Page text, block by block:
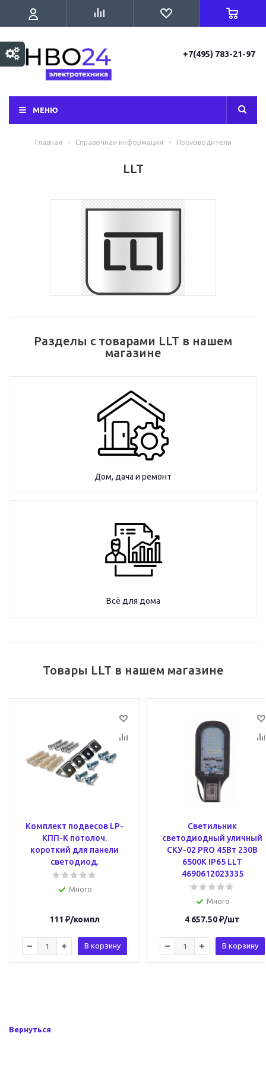
+7(495) 783-21-97
МЕНЮ
Главная - Справочная информация - Производители
LLT
Разделы с товарами LLT в нашем
магазине
Дом, дача и ремонт
Всё для дома
Товары LLT в нашем магазине
Комплект подвесов LP-
КПП-К потолоч.
короткий для панели
светодиод.
Много
111 ₽/компл
В корзину
Светильник
светодиодный уличный
СКУ-02 PRO 45Вт 230В
6500К IP65 LLT
4690612023335
Много
4 657.50₽/шт
В корзину
Вернуться